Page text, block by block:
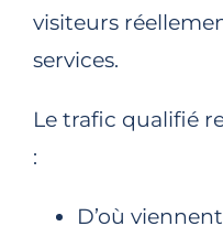
visiteurs
services.
Le trafic qualifié
:
D’où